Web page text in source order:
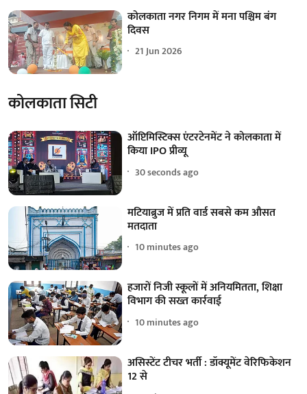
कोलकाता नगर निगम में मना पश्चिम बंग
दिवस
21 Jun 2026
कोलकाता सिटी
ऑप्टिमिस्टिक्स एंटरटेनमेंट ने कोलकाता में
किया IPO प्रीव्यू
31 seconds ago
मटियाब्रुज में प्रति वार्ड सबसे कम औसत
मतदाता
10 minutes ago
हजारों निजी स्कूलों में अनियमितता, शिक्षा
विभाग की सख्त कार्रवाई
10 minutes ago
असिस्टेंट टीचर भर्ती : डॉक्यूमेंट वेरिफिकेशन
12 से